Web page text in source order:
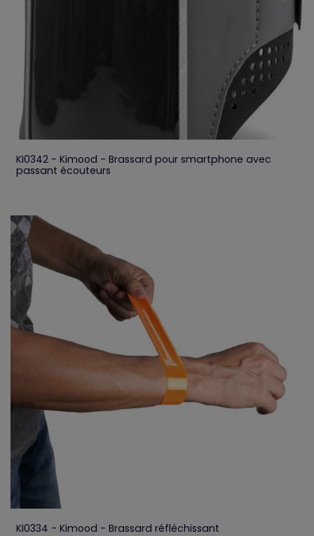
KI0342 - Kimood - Brassard pour smartphone avec
passant écouteurs
KI0334 - Kimood - Brassard réfléchissant